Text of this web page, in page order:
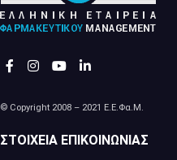
© Copyright 2008 – 2021 Ε.Ε.Φα.Μ.
ΣΤΟΙΧΕΊΑ ΕΠΙΚΟΙΝΩΝΊΑΣ